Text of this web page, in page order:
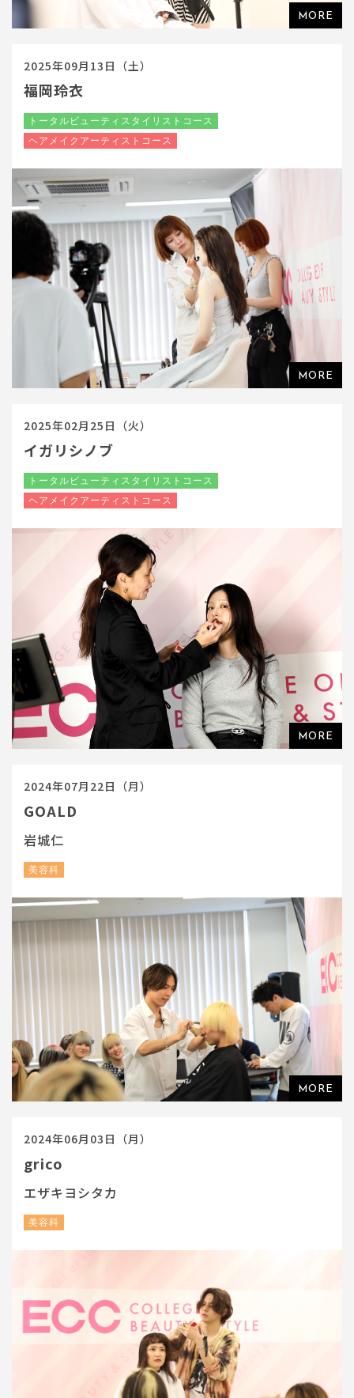
2025年09月13日（土）
福岡玲衣
トータルビューティスタイリストコース
ヘアメイクアーティストコース
2025年02月25日（火）
イガリシノブ
トータルビューティスタイリストコース
ヘアメイクアーティストコース
2024年07月22日（月）
GOALD
岩城仁
美容科
2024年06月03日（月）
grico
エザキヨシタカ
美容科